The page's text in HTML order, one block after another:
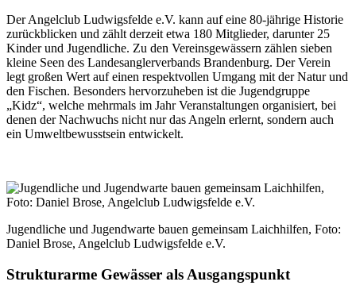
Der Angelclub Ludwigsfelde e.V. kann auf eine 80-jährige Historie
zurückblicken und zählt derzeit etwa 180 Mitglieder, darunter 25
Kinder und Jugendliche. Zu den Vereinsgewässern zählen sieben
kleine Seen des Landesanglerverbands Brandenburg. Der Verein
legt großen Wert auf einen respektvollen Umgang mit der Natur und
den Fischen. Besonders hervorzuheben ist die Jugendgruppe
„Kidz“, welche mehrmals im Jahr Veranstaltungen organisiert, bei
denen der Nachwuchs nicht nur das Angeln erlernt, sondern auch
ein Umweltbewusstsein entwickelt.
Jugendliche und Jugendwarte bauen gemeinsam Laichhilfen, Foto:
Daniel Brose, Angelclub Ludwigsfelde e.V.
Strukturarme Gewässer als Ausgangspunkt